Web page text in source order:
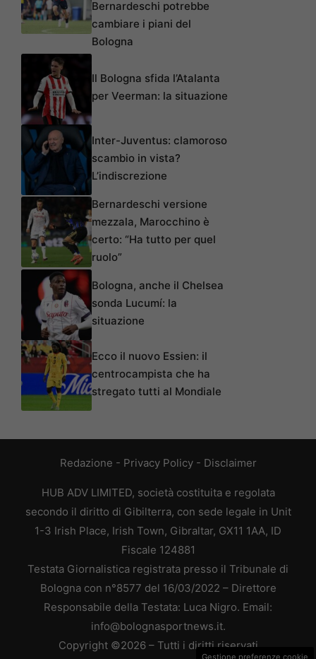
Bernardeschi potrebbe
cambiare i piani del
Bologna
Il Bologna sfida l’Atalanta
per Veerman: la situazione
Inter-Juventus: clamoroso
scambio in vista?
L’indiscrezione
Bernardeschi versione
mezzala, Marocchino è
certo: “Ha tutto per quel
ruolo”
Bologna, anche il Chelsea
sonda Lucumí: la
situazione
Ecco il nuovo Essien: il
centrocampista che ha
stregato tutti al Mondiale
Redazione - Privacy Policy- Disclaimer
HUB ADV LIMITED, società costituita e regolata
secondo il diritto di Gibilterra, con sede legale in Unit
1-3 Irish Place, Irish Town, Gibraltar, GX11 1AA, ID
Fiscale 124881
Testata Giornalistica registrata presso il Tribunale di
Bologna con n°8577 del 16/03/2022 – Direttore
Responsabile della Testata: Luca Nigro. Email:
info@bolognasportnews.it.
Copyright ©2026 – Tutti i diritti riservati
Gestione preferenze cookie